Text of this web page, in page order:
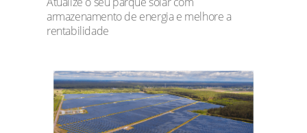
armazenamento de energia e melhore a
rentabilidade